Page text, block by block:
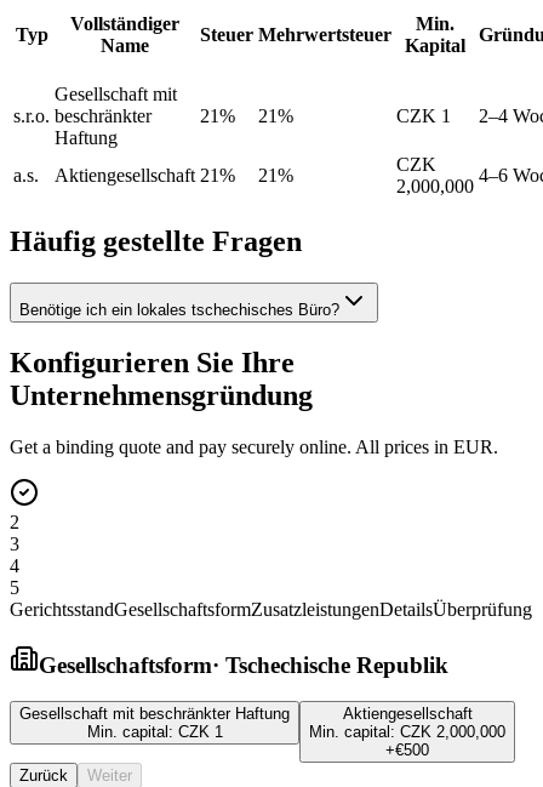
Typ
Vollständiger
Name
Steuer Mehrwertsteuer
Min.
Kapital
s.r.o.
Gesellschaft mit
beschränkter
Haftung
21% 21% CZK 1 2–4
a.s. Aktiengesellschaft 21% 21%
CZK
2,000,000
4–6
Häufig gestellte Fragen
Benötige ich ein lokales tschechisches Büro?
Konfigurieren Sie Ihre
Unternehmensgründung
Get a binding quote and pay securely online. All prices in EUR.
2
3
4
5
GerichtsstandGesellschaftsformZusatzleistungenDetailsÜberprüfung
Gesellschaftsform· Tschechische Republik
Gesellschaft mit beschränkter Haftung
Min. capital: CZK 1
Aktiengesellschaft
Min. capital: CZK 2,000,000
+€500
Zurück
Weiter